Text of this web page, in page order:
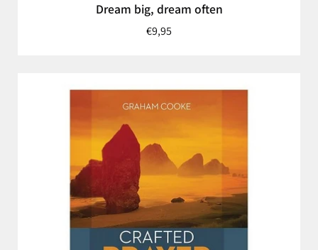
Dream big, dream often
€9,95